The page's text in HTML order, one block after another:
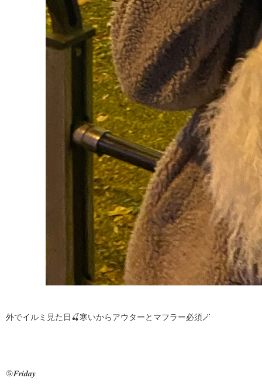
外でイルミ見た日🍒寒いからアウターとマフラー必須🪄
⑤𝑭𝒓𝒊𝒅𝒂𝒚